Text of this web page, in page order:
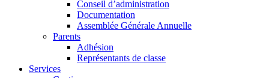
Conseil d’administration
Documentation
Assemblée Générale Annuelle
Parents
Adhésion
Représentants de classe
Services